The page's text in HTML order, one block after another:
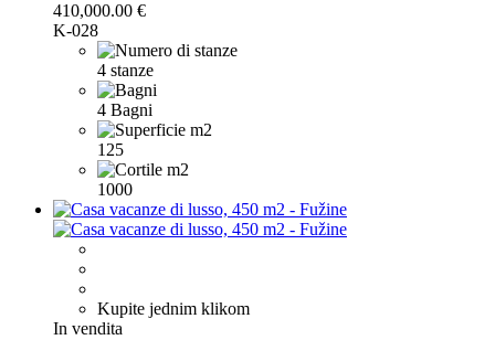
410,000.00 €
K-028
4 stanze
4 Bagni
125
1000
Kupite jednim klikom
In vendita